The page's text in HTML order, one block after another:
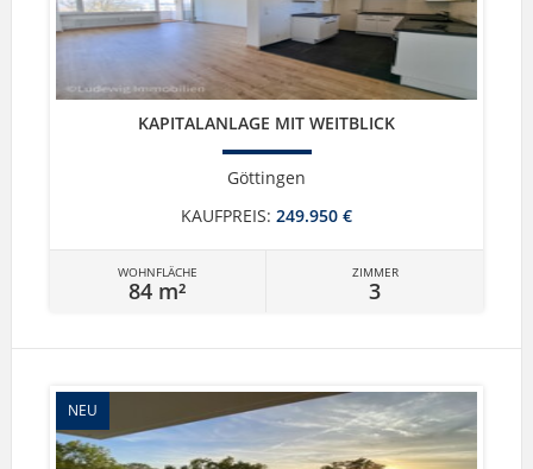
KAPITALANLAGE MIT WEITBLICK
Göttingen
KAUFPREIS: 249.950 €
WOHNFLÄCHE
84 m²
ZIMMER
3
NEU